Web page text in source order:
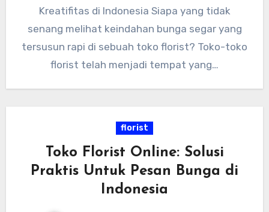
Kreatifitas di Indonesia Siapa yang tidak
senang melihat keindahan bunga segar yang
tersusun rapi di sebuah toko florist? Toko-toko
florist telah menjadi tempat yang…
florist
Toko Florist Online: Solusi
Praktis Untuk Pesan Bunga di
Indonesia